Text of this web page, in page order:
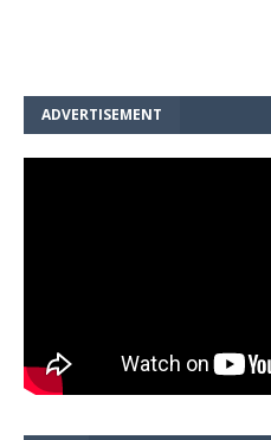
ADVERTISEMENT